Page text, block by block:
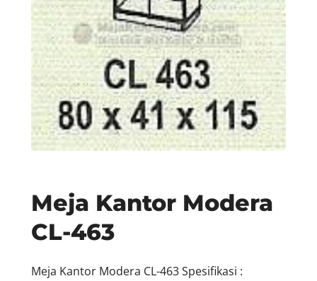
Meja Kantor Modera
CL-463
Meja Kantor Modera CL-463 Spesifikasi :